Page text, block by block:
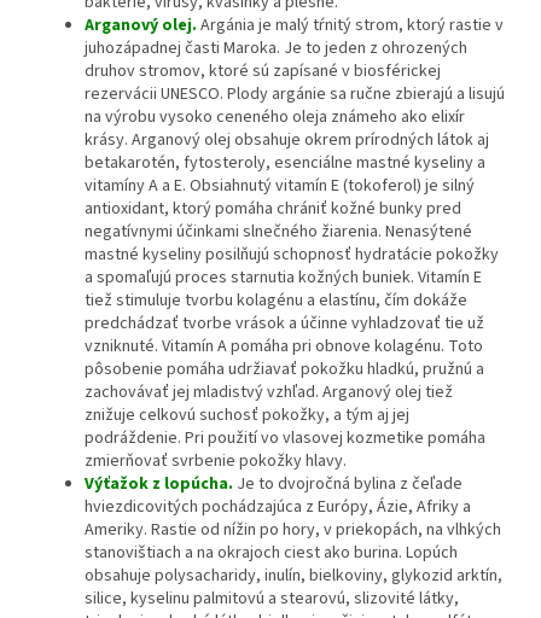
Arganový olej. Argánia je malý tŕnitý strom, ktorý rastie v
juhozápadnej časti Maroka. Je to jeden z ohrozených
druhov stromov, ktoré sú zapísané v biosférickej
rezervácii UNESCO. Plody argánie sa ručne zbierajú a lisujú
na výrobu vysoko ceneného oleja známeho ako elixír
krásy. Arganový olej obsahuje okrem prírodných látok aj
betakarotén, fytosteroly, esenciálne mastné kyseliny a
vitamíny A a E. Obsiahnutý vitamín E (tokoferol) je silný
antioxidant, ktorý pomáha chrániť kožné bunky pred
negatívnymi účinkami slnečného žiarenia. Nenasýtené
mastné kyseliny posilňujú schopnosť hydratácie pokožky
a spomaľujú proces starnutia kožných buniek. Vitamín E
tiež stimuluje tvorbu kolagénu a elastínu, čím dokáže
predchádzať tvorbe vrások a účinne vyhladzovať tie už
vzniknuté. Vitamín A pomáha pri obnove kolagénu. Toto
pôsobenie pomáha udržiavať pokožku hladkú, pružnú a
zachovávať jej mladistvý vzhľad. Arganový olej tiež
znižuje celkovú suchosť pokožky, a tým aj jej
podráždenie. Pri použití vo vlasovej kozmetike pomáha
zmierňovať svrbenie pokožky hlavy.
Výťažok z lopúcha. Je to dvojročná bylina z čeľade
hviezdicovitých pochádzajúca z Európy, Ázie, Afriky a
Ameriky. Rastie od nížin po hory, v priekopách, na vlhkých
stanovištiach a na okrajoch ciest ako burina. Lopúch
obsahuje polysacharidy, inulín, bielkoviny, glykozid arktín,
silice, kyselinu palmitovú a stearovú, slizovité látky,